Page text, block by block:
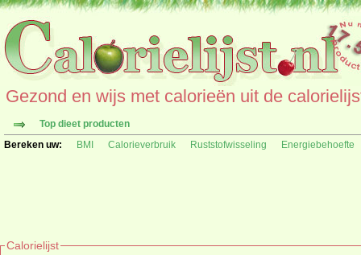
Gezond en wijs met calorieën uit de
Top dieet producten
Bereken uw:
BMI Calorieverbruik Ruststofwisseling Energiebehoefte
Calorielijst